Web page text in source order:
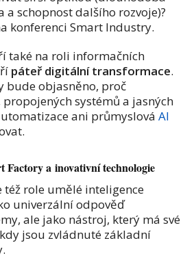
schopnost dalšího rozvoje)?
konferenci Smart Industry.
také na roli informačních
páteř digitální transformace.
bude objasněno, proč
systémů a jasných
ani průmyslová AI
Factory a inovativní technologie
role umělé inteligence
univerzální odpověď
ale jako nástroj, který má své
jsou zvládnuté základní